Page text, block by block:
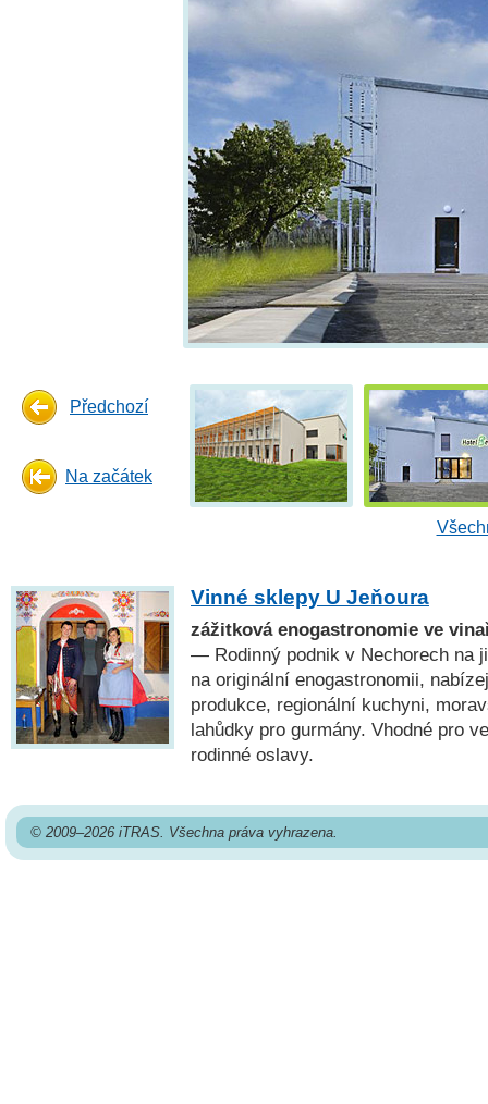
Předchozí
Na začátek
Vinné sklepy U Jeňoura
zážitková enogastronomie ve
— Rodinný podnik v Nechorech na
na originální enogastronomii,
produkce, regionální kuchyni,
lahůdky pro gurmány. Vhodné pro
rodinné oslavy.
© 2009–2026 iTRAS. Všechna práva vyhrazena.